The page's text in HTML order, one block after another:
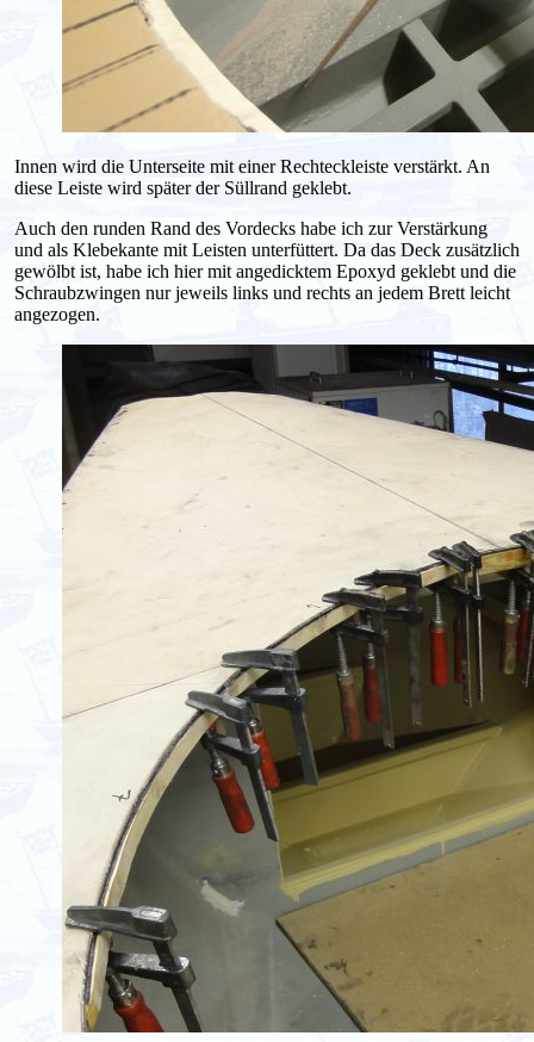
Innen wird die Unterseite mit einer Rechteckleiste verstärkt. An
diese Leiste wird später der Süllrand geklebt.
Auch den runden Rand des Vordecks habe ich zur Verstärkung
und als Klebekante mit Leisten unterfüttert. Da das Deck zusätzlich
gewölbt ist, habe ich hier mit angedicktem Epoxyd geklebt und die
Schraubzwingen nur jeweils links und rechts an jedem Brett leicht
angezogen.